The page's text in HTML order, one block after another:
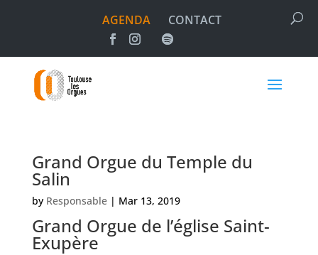
AGENDA CONTACT
Grand Orgue du Temple du
Salin
by Responsable| Mar 13, 2019
Grand Orgue de l’église Saint-
Exupère